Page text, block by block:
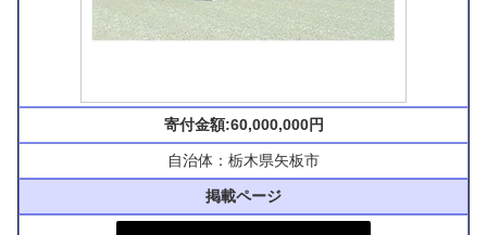
寄付金額:60,000,000円
自治体：栃木県矢板市
掲載ページ